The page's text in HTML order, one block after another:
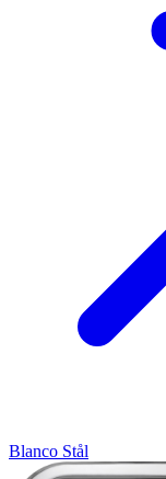
Blanco Stål